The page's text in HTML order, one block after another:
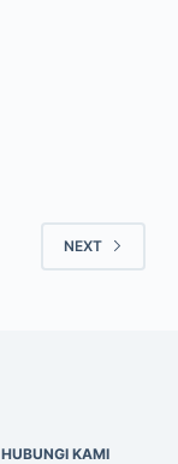
NEXT
HUBUNGI KAMI